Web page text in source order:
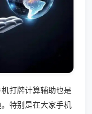
打牌计算辅助也是
特别是在大家手机